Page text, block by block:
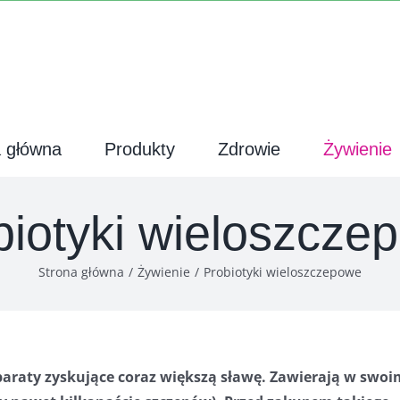
Produkty Zdrowie Żywienie
Strona główna Żywienie Probiotyki wieloszczepowe
zyskujące coraz większą sławę. Zawierają w